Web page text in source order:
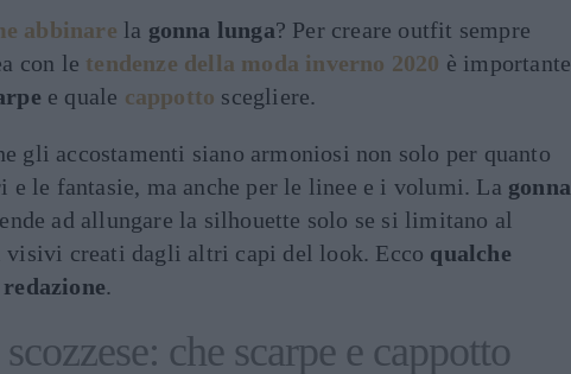
abbinare la gonna lunga? Per creare outfit sempre
con le tendenze della moda inverno 2020 è importante
e quale cappotto scegliere.
gli accostamenti siano armoniosi non solo per quanto
e le fantasie, ma anche per le linee e i volumi. La gonna
ad allungare la silhouette solo se si limitano al
visivi creati dagli altri capi del look. Ecco qualche
.
che scarpe e cappotto